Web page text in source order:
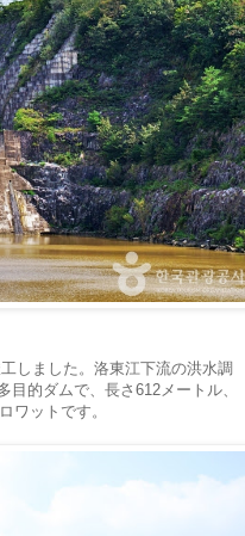
しました。洛東江下流の洪水調
的ダムで、長さ612メートル、
ワットです。